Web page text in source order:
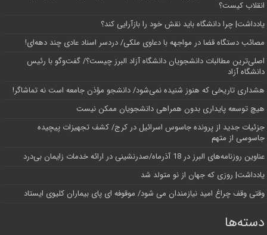
انقلاب کیست؟
یادداشت| چرا دانشگاه باید نقش خود را بازآرایی کند؟
مصائب دستگاه قضا در مواجهه با دعاوی ملکی/ دردسر اسناد عادی چند‌ دهه‌ای!
اصلی‌ترین مطالبات دانشجویان دانشگاه آزاد البرز چیست؟/ گفت‌وگو با رئیس
دانشگاه آز‌اد
هشداری تاریخی که هنوز شنیده نمی‌شود/ دانشجو مؤذن جامعه است نه تماشاگر!
هیچ توسعه پایداری بدون همراهی دانشجویان ممکن نیست
جزئیات جدید از پرونده جاسوس اسرائیل در کرج/‌ کشف تجهیزات پیچیده
جاسوسی از متهم
عناوین روزنامه‌های البرز در ‌18 آذرماه/صدرنشینی در ارائه خدمات زایمان بی‌درد
یادداشت| روزی که جهان از نو متولد شد
وقتی وقف چراغ امید نیازمندان می شود/ موقوفه ای پای بیماران کلیوی ایستاد
دسته‌ها